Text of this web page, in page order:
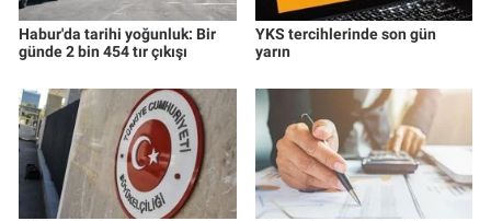
Habur'da tarihi yoğunluk: Bir
günde 2 bin 454 tır çıkışı
YKS tercihlerinde son gün
yarın